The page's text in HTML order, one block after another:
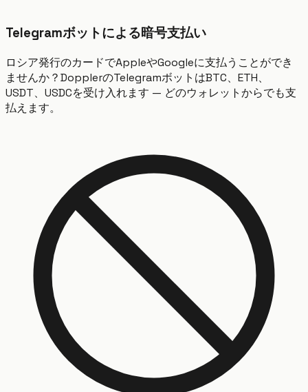
Telegramボットによる暗号支払い
ロシア発行のカードでAppleやGoogleに支払うことができ
ませんか？DopplerのTelegramボットはBTC、ETH、
USDT、USDCを受け入れます — どのウォレットからでも支
払えます。